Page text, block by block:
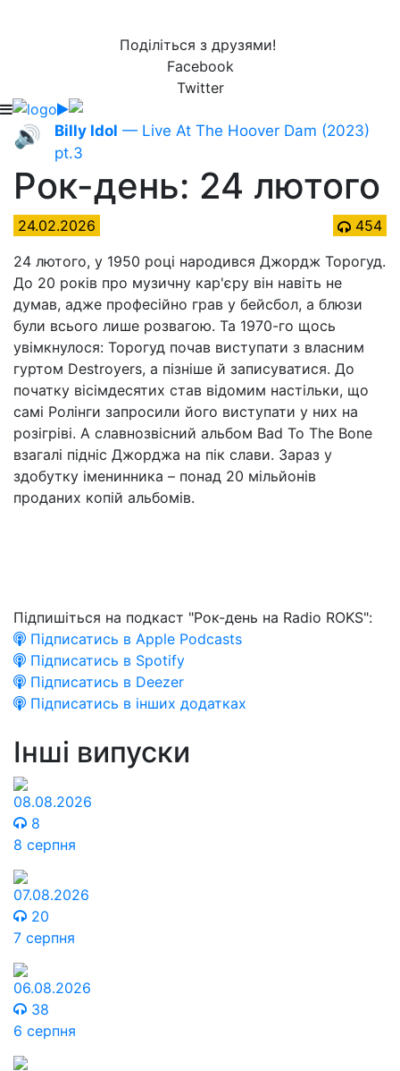
Поділіться з друзями!
Facebook
Twitter
🔊 Billy Idol — Live At The Hoover Dam (2023)
pt.3
Рок-день: 24 лютого
24.02.2026
454
24 лютого, у 1950 році народився Джордж Торогуд.
До 20 років про музичну кар'єру він навіть не
думав, адже професійно грав у бейсбол, а блюзи
були всього лише розвагою. Та 1970-го щось
увімкнулося: Торогуд почав виступати з власним
гуртом Destroyers, а пізніше й записуватися. До
початку вісімдесятих став відомим настільки, що
самі Ролінги запросили його виступати у них на
розігріві. А славнозвісний альбом Bad To The Bone
взагалі підніс Джорджа на пік слави. Зараз у
здобутку іменинника – понад 20 мільйонів
проданих копій альбомів.
Підпишіться на подкаст "Рок-день на Radio ROKS":
Підписатись в Apple Podcasts
Підписатись в Spotify
Підписатись в Deezer
Підписатись в інших додатках
Інші випуски
08.08.2026
8
8 серпня
07.08.2026
20
7 серпня
06.08.2026
38
6 серпня